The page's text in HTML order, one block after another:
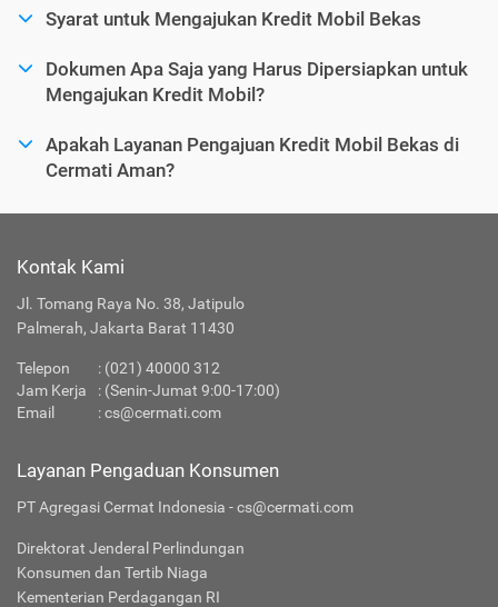
Syarat untuk Mengajukan Kredit Mobil Bekas
Dokumen Apa Saja yang Harus Dipersiapkan untuk
Mengajukan Kredit Mobil?
Apakah Layanan Pengajuan Kredit Mobil Bekas di
Cermati Aman?
Kontak Kami
Jl. Tomang Raya No. 38, Jatipulo
Palmerah, Jakarta Barat 11430
Telepon : (021) 40000 312
Jam Kerja
: (Senin-Jumat 9:00-17:00)
Email
:cs@cermati.com
Layanan Pengaduan Konsumen
PT Agregasi Cermat Indonesia - cs@cermati.com
Direktorat Jenderal Perlindungan
Konsumen dan Tertib Niaga
Kementerian Perdagangan RI